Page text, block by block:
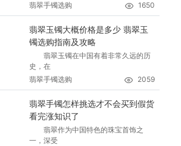
翡翠手镯选购
1650
翡翠玉镯大概价格是多少 翡翠玉
镯选购指南及攻略
翡翠玉镯在中国有着非常久远的历
史，在
翡翠手镯选购
2059
翡翠手镯怎样挑选才不会买到假货
看完涨知识了
翡翠作为中国特色的珠宝首饰之
一，深受